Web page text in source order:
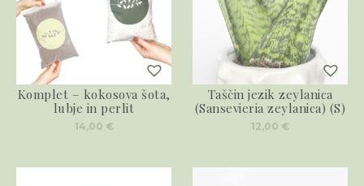
Komplet – kokosova šota,
lubje in perlit
14,00 €
Taščin jezik zeylanica
(Sansevieria zeylanica) (S)
12,00 €